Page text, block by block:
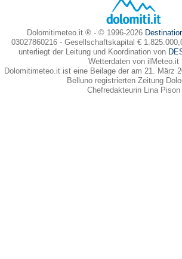
Dolomitimeteo.it ® - © 1996-2026
03027860216 - Gesellschaftskapital €
unterliegt der Leitung und Koordination von
Wetterdaten von ilMeteo.it
Dolomitimeteo.it ist eine Beilage der am 21. März
Belluno registrierten Zeitung
Chefredakteurin Lina Pison